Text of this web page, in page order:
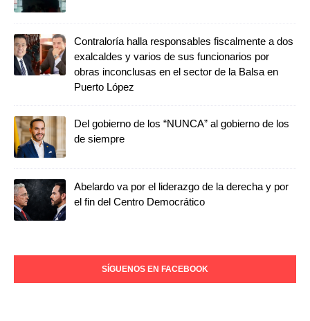
Contraloría halla responsables fiscalmente a dos
exalcaldes y varios de sus funcionarios por
obras inconclusas en el sector de la Balsa en
Puerto López
Del gobierno de los “NUNCA” al gobierno de los
de siempre
Abelardo va por el liderazgo de la derecha y por
el fin del Centro Democrático
SÍGUENOS EN FACEBOOK